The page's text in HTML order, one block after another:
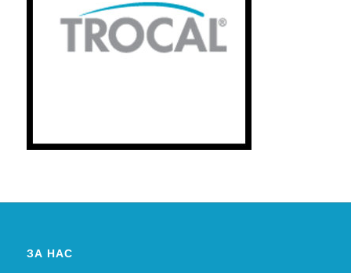
ЗА НАС